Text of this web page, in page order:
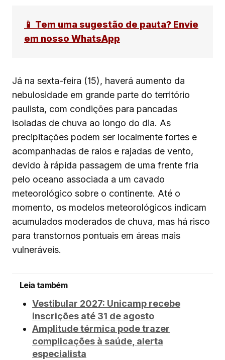
📱 Tem uma sugestão de pauta? Envie
em nosso WhatsApp
Já na sexta-feira (15), haverá aumento da
nebulosidade em grande parte do território
paulista, com condições para pancadas
isoladas de chuva ao longo do dia. As
precipitações podem ser localmente fortes e
acompanhadas de raios e rajadas de vento,
devido à rápida passagem de uma frente fria
pelo oceano associada a um cavado
meteorológico sobre o continente. Até o
momento, os modelos meteorológicos indicam
acumulados moderados de chuva, mas há risco
para transtornos pontuais em áreas mais
vulneráveis.
Leia também
Vestibular 2027: Unicamp recebe
inscrições até 31 de agosto
Amplitude térmica pode trazer
complicações à saúde, alerta
especialista